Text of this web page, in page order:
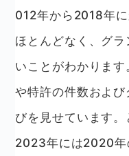
012年から2018年
ほとんどなく、グ
いことがわかりま
や特許の件数およ
びを見せています。
2023年には2020年